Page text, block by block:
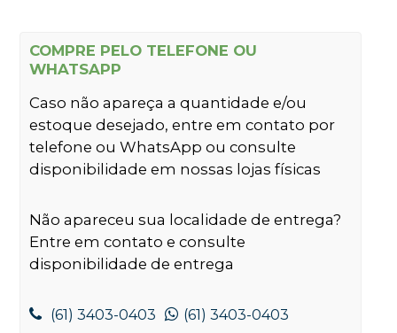
COMPRE PELO TELEFONE OU
WHATSAPP
Caso não apareça a quantidade e/ou
estoque desejado, entre em contato por
telefone ou WhatsApp ou consulte
disponibilidade em nossas lojas físicas
Não apareceu sua localidade de entrega?
Entre em contato e consulte
disponibilidade de entrega
(61) 3403-0403 (61) 3403-0403